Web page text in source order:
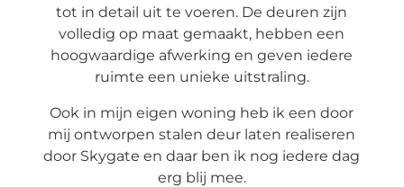
tot in detail uit te voeren. De deuren zijn
volledig op maat gemaakt, hebben een
hoogwaardige afwerking en geven iedere
ruimte een unieke uitstraling.
Ook in mijn eigen woning heb ik een door
mij ontworpen stalen deur laten realiseren
door Skygate en daar ben ik nog iedere dag
erg blij mee.